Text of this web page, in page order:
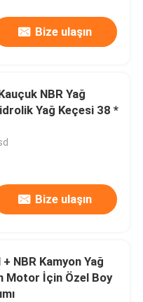
Bize ulaşın
NBR Yağ
Yağ Keçesi 38 *
Bize ulaşın
NBR Kamyon Yağ
Motor İçin Özel Boy